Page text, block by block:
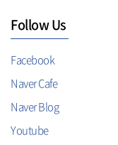
Follow Us
Facebook
Naver Cafe
Naver Blog
Youtube